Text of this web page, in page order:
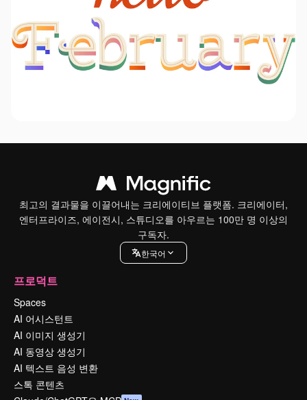
최고의 결과물을 이끌어내는 크리에이티브 플랫폼. 크리에이터,
엔터프라이즈, 에이전시, 스튜디오를 아우르는 100만 명 이상의
구독자.
한국어
프로덕트
Spaces
AI 어시스턴트
AI 이미지 생성기
AI 동영상 생성기
AI 텍스트 음성 변환
스톡 콘텐츠